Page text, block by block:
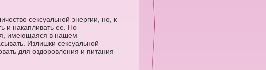
сексуальной энергии, но, к
и накапливать ее. Но
имеющаяся в нашем
Излишки сексуальной
для оздоровления и питания